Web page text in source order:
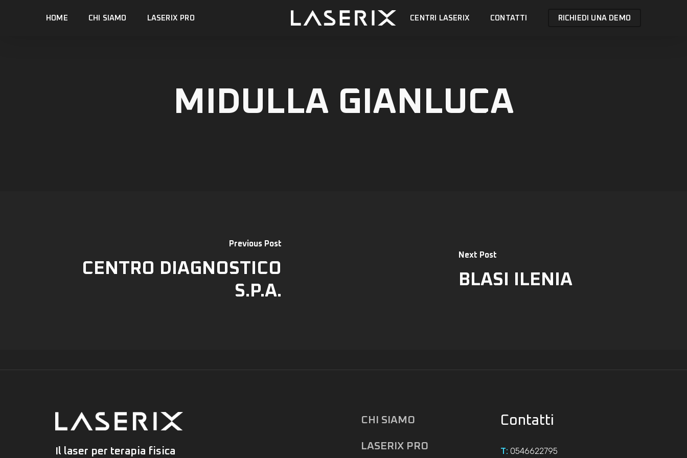
HOME CHI SIAMO LASERIX PRO CENTRI LASERIX CONTATTI RICHIEDI UNA DEMO
MIDULLA GIANLUCA
Previous Post
CENTRO DIAGNOSTICO
S.P.A.
Next Post
BLASI ILENIA
Il laser per terapia fisica
CHI SIAMO
LASERIX PRO
Contatti
T: 0546622795